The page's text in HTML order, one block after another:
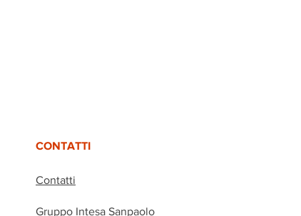
CONTATTI
Contatti
Gruppo Intesa Sanpaolo